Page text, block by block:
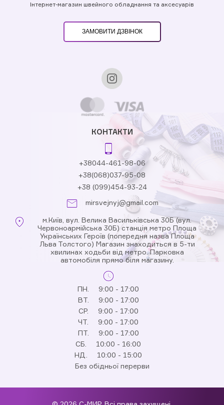
Інтернет-магазин швейного обладнання та аксесуарів
ЗАМОВИТИ ДЗВІНОК
КОНТАКТИ
+38044-461-98-06
+38(068)037-95-08
+38 (099)454-93-24
mirsvejnyj@gmail.com
м.Київ, вул. Велика Васильківська 30Б (вул.
Червоноармійська 30Б) станція метро Площа
Українських Героїв (попередня назва Площа
Льва Толстого) Магазин знаходиться в 5-ти
хвилинах ходьби від метро. Парковка
автомобіля прямо біля магазину.
ПН.
9:00 - 17:00
ВТ.
9:00 - 17:00
СР.
9:00 - 17:00
ЧТ.
9:00 - 17:00
ПТ.
9:00 - 17:00
СБ.
10:00 - 16:00
НД.
10:00 - 15:00
Без обідньої перерви